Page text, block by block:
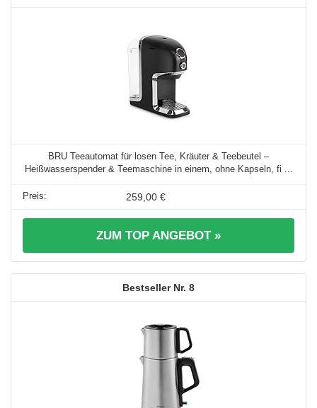
BRU Teeautomat für losen Tee, Kräuter & Teebeutel –
Heißwasserspender & Teemaschine in einem, ohne Kapseln, fi ...
259,00 €
ZUM TOP ANGEBOT »
8